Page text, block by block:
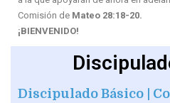
Comisión de Mateo 28:18-20.
¡BIENVENIDO!
Discipulado Básico |